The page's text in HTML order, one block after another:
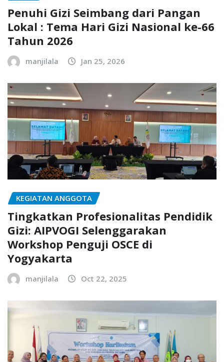
Penuhi Gizi Seimbang dari Pangan
Lokal : Tema Hari Gizi Nasional ke-66
Tahun 2026
manjilala Jan 25, 2026
KEGIATAN ANGGOTA
Tingkatkan Profesionalitas Pendidik
Gizi: AIPVOGI Selenggarakan
Workshop Penguji OSCE di
Yogyakarta
manjilala Oct 22, 2025